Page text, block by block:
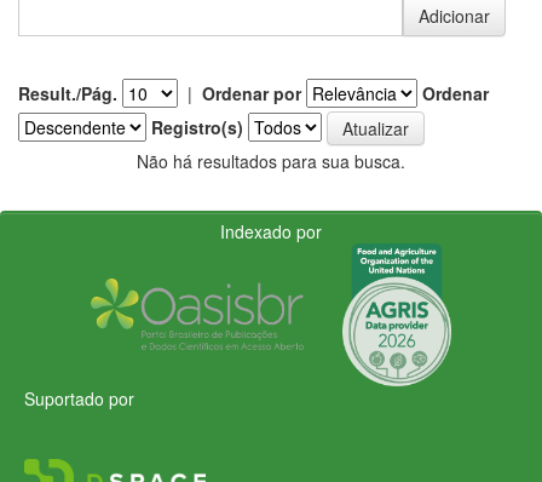
Result./Pág. | Ordenar por
Ordenar
Registro(s)
Não há resultados para sua busca.
Indexado por
Suportado por